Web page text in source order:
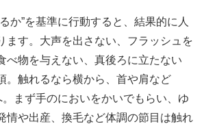
か”を基準に行動すると、結果的に人
ます。大声を出さない、フラッシュを
べ物を与えない、真後ろに立たない
触れるなら横から、首や肩など
。まず手のにおいをかいでもらい、ゆ
情や出産、換毛など体調の節目は触れ